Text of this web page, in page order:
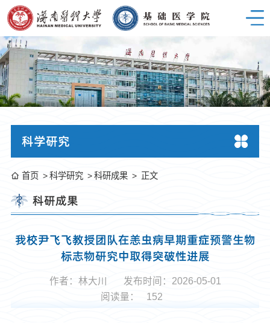
科学研究
首页 科学研究 科研成果 正文
科研成果
我校尹飞飞教授团队在恙虫病早期重症预警生物
标志物研究中取得突破性进展
作者：林大川
发布时间：2026-05-01
阅读量：
152